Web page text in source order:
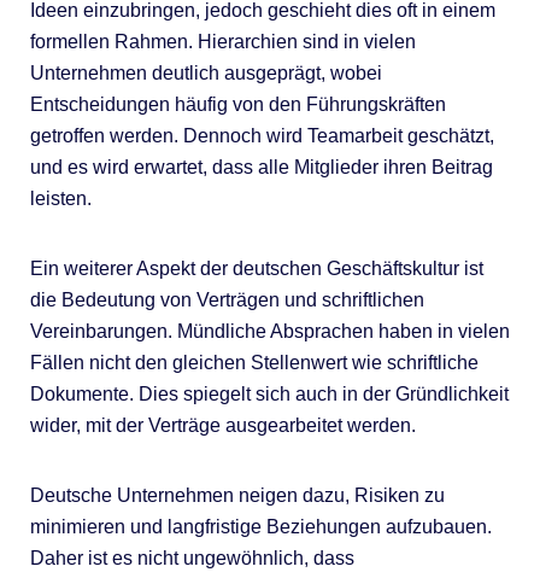
Ideen einzubringen, jedoch geschieht dies oft in einem
formellen Rahmen. Hierarchien sind in vielen
Unternehmen deutlich ausgeprägt, wobei
Entscheidungen häufig von den Führungskräften
getroffen werden. Dennoch wird Teamarbeit geschätzt,
und es wird erwartet, dass alle Mitglieder ihren Beitrag
leisten.
Ein weiterer Aspekt der deutschen Geschäftskultur ist
die Bedeutung von Verträgen und schriftlichen
Vereinbarungen. Mündliche Absprachen haben in vielen
Fällen nicht den gleichen Stellenwert wie schriftliche
Dokumente. Dies spiegelt sich auch in der Gründlichkeit
wider, mit der Verträge ausgearbeitet werden.
Deutsche Unternehmen neigen dazu, Risiken zu
minimieren und langfristige Beziehungen aufzubauen.
Daher ist es nicht ungewöhnlich, dass